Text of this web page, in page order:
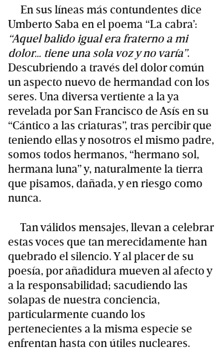
En sus líneas más contundentes dice
Umberto Saba en el poema “La cabra’:
“Aquel balido igual era fraterno a mi
dolor… tiene una sola voz y no varía”.
Descubriendo a través del dolor común
un aspecto nuevo de hermandad con los
seres. Una diversa vertiente a la ya
revelada por San Francisco de Asís en su
“Cántico a las criaturas”, tras percibir que
teniendo ellas y nosotros el mismo padre,
somos todos hermanos, “hermano sol,
hermana luna” y, naturalmente la tierra
que pisamos, dañada, y en riesgo como
nunca.
Tan válidos mensajes, llevan a celebrar
estas voces que tan merecidamente han
quebrado el silencio. Y al placer de su
poesía, por añadidura mueven al afecto y
a la responsabilidad; sacudiendo las
solapas de nuestra conciencia,
particularmente cuando los
pertenecientes a la misma especie se
enfrentan hasta con útiles nucleares.